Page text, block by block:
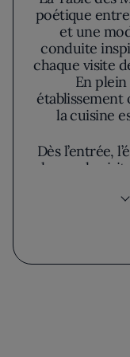
poétique
et une
conduite
chaque visite
En
établissement
la cuisine
Dès l’entrée,
charme le
invitent à la
semble